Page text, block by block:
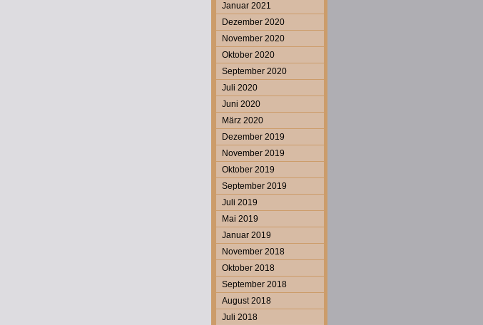
Januar 2021
Dezember 2020
November 2020
Oktober 2020
September 2020
Juli 2020
Juni 2020
März 2020
Dezember 2019
November 2019
Oktober 2019
September 2019
Juli 2019
Mai 2019
Januar 2019
November 2018
Oktober 2018
September 2018
August 2018
Juli 2018